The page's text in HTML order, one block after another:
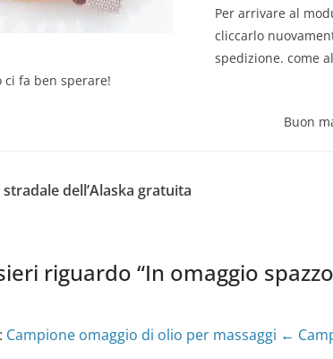
Per arrivare al
cliccarlo
spedizione. come
ci fa ben sperare!
Buon
dell’Alaska gratuita
riguardo “In omaggio
Campione omaggio di olio per massaggi ←